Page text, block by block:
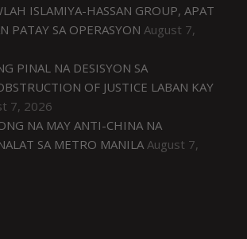
ISLAMIYA-HASSAN GROUP, APAT
PATAY SA OPERASYON August 7,
PINAL NA DESISYON SA
OF JUSTICE LABAN KAY
7, 2026
NA MAY ANTI-CHINA NA
SA METRO MANILA August 7,